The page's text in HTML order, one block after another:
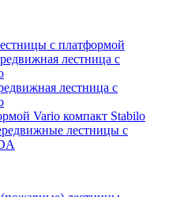
с платформой
лестница с
лестница с
Vario компакт Stabilo
лестницы с